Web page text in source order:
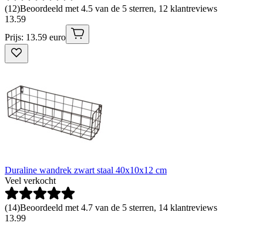
(12)Beoordeeld met 4.5 van de 5 sterren, 12 klantreviews
13.59
Prijs: 13.59 euro
Duraline wandrek zwart staal 40x10x12 cm
Veel verkocht
(14)Beoordeeld met 4.7 van de 5 sterren, 14 klantreviews
13.99